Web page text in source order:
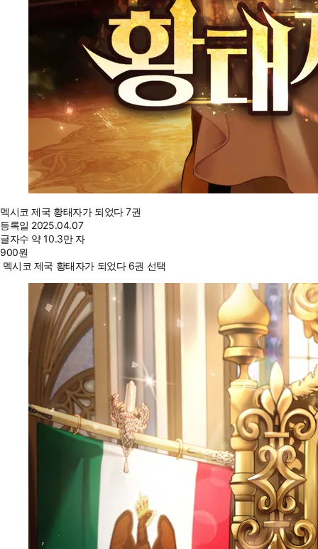
멕시코 제국 황태자가 되었다 7권
등록일 2025.04.07
글자수 약 10.3만 자
900원
멕시코 제국 황태자가 되었다 6권 선택